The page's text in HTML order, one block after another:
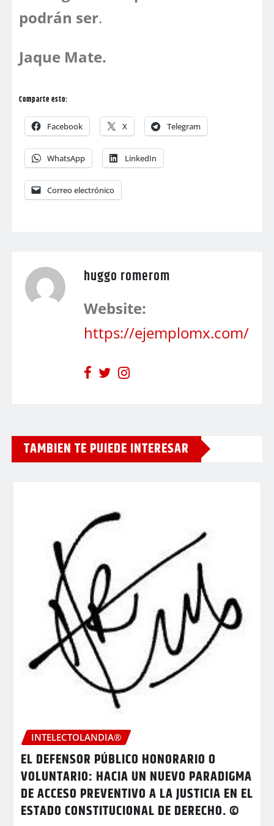
podrán ser.
Jaque Mate.
Comparte esto:
Facebook X Telegram
WhatsApp LinkedIn
Correo electrónico
huggo romerom
Website:
https://ejemplomx.com/
TAMBIEN TE PUIEDE INTERESAR
INTELECTOLANDIA®
EL DEFENSOR PÚBLICO HONORARIO O
VOLUNTARIO: HACIA UN NUEVO PARADIGMA
DE ACCESO PREVENTIVO A LA JUSTICIA EN EL
ESTADO CONSTITUCIONAL DE DERECHO. ©